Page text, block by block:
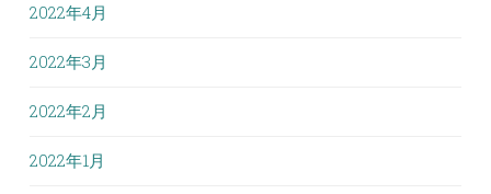
2022年4月
2022年3月
2022年2月
2022年1月